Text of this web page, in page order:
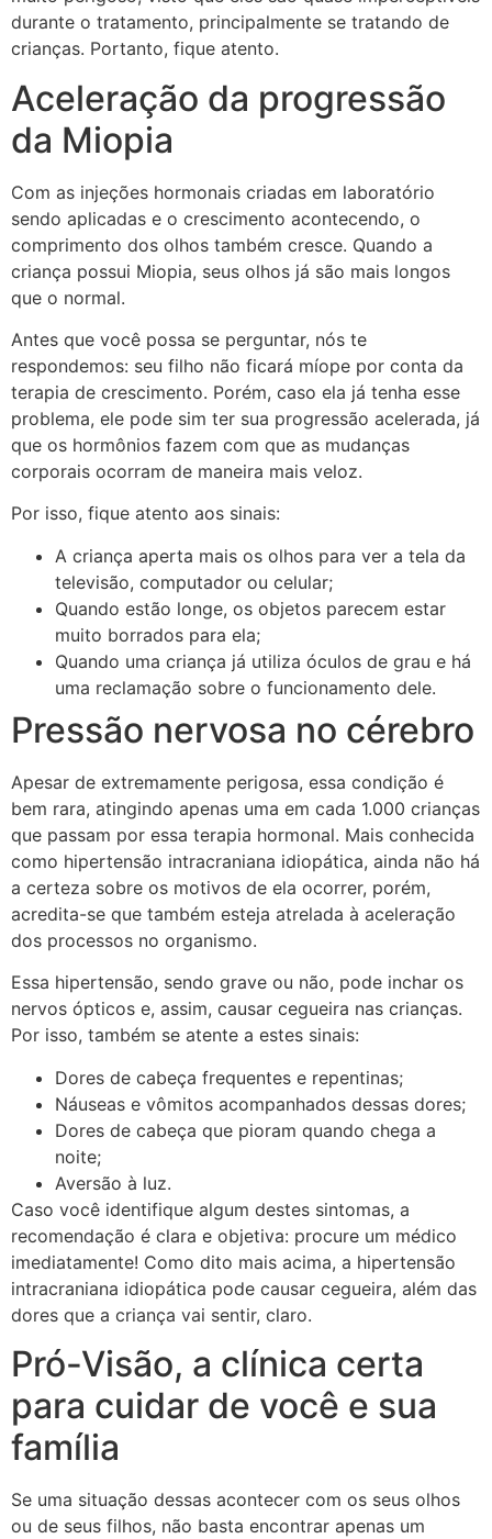
durante o tratamento, principalmente se tratando de
crianças. Portanto, fique atento.
Aceleração da progressão
da Miopia
Com as injeções hormonais criadas em laboratório
sendo aplicadas e o crescimento acontecendo, o
comprimento dos olhos também cresce. Quando a
criança possui Miopia, seus olhos já são mais longos
que o normal.
Antes que você possa se perguntar, nós te
respondemos: seu filho não ficará míope por conta da
terapia de crescimento. Porém, caso ela já tenha esse
problema, ele pode sim ter sua progressão acelerada, já
que os hormônios fazem com que as mudanças
corporais ocorram de maneira mais veloz.
Por isso, fique atento aos sinais:
A criança aperta mais os olhos para ver a tela da
televisão, computador ou celular;
Quando estão longe, os objetos parecem estar
muito borrados para ela;
Quando uma criança já utiliza óculos de grau e há
uma reclamação sobre o funcionamento dele.
Pressão nervosa no cérebro
Apesar de extremamente perigosa, essa condição é
bem rara, atingindo apenas uma em cada 1.000 crianças
que passam por essa terapia hormonal. Mais conhecida
como hipertensão intracraniana idiopática, ainda não há
a certeza sobre os motivos de ela ocorrer, porém,
acredita-se que também esteja atrelada à aceleração
dos processos no organismo.
Essa hipertensão, sendo grave ou não, pode inchar os
nervos ópticos e, assim, causar cegueira nas crianças.
Por isso, também se atente a estes sinais:
Dores de cabeça frequentes e repentinas;
Náuseas e vômitos acompanhados dessas dores;
Dores de cabeça que pioram quando chega a
noite;
Aversão à luz.
Caso você identifique algum destes sintomas, a
recomendação é clara e objetiva: procure um médico
imediatamente! Como dito mais acima, a hipertensão
intracraniana idiopática pode causar cegueira, além das
dores que a criança vai sentir, claro.
Pró-Visão, a clínica certa
para cuidar de você e sua
família
Se uma situação dessas acontecer com os seus olhos
ou de seus filhos, não basta encontrar apenas um